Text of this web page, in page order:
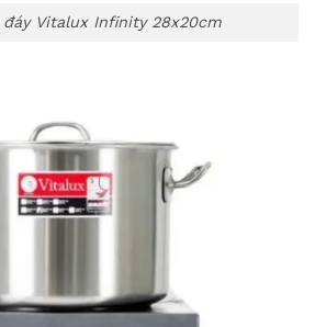
Vitalux Infinity 28x20cm